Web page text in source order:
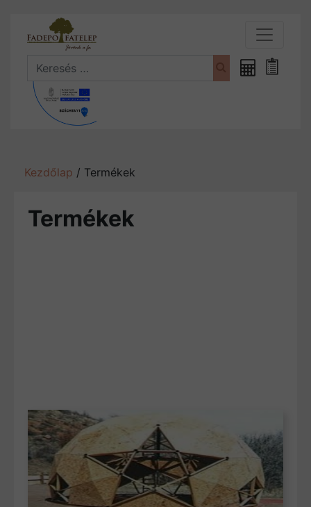
Search
Fűrészáru
Kezdőlap / Termékek
Termékek